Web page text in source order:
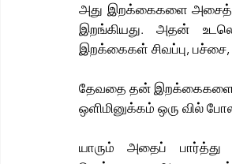
அது இறக்கைகளை
இறங்கியது. அதன்
இறக்கைகள் சிவப்பு,
தேவதை தன் இறக்கைகளை
ஒளிமினுக்கம் ஒரு வில்
யாரும் அதைப் பார்த்து